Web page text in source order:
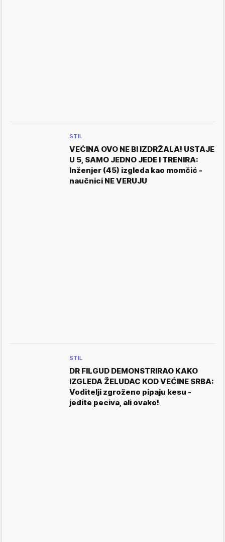
STIL
VEĆINA OVO NE BI IZDRŽALA! USTAJE
U 5, SAMO JEDNO JEDE I TRENIRA:
Inženjer (45) izgleda kao momčić -
naučnici NE VERUJU
STIL
DR FILGUD DEMONSTRIRAO KAKO
IZGLEDA ŽELUDAC KOD VEĆINE SRBA:
Voditelji zgroženo pipaju kesu -
jedite peciva, ali ovako!